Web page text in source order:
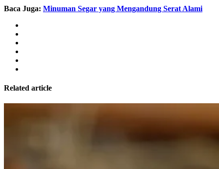
Baca Juga: Minuman Segar yang Mengandung Serat Alami
Related article